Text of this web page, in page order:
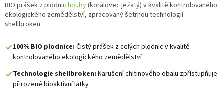
BIO prášek z plodnic houby(korálovec ježatý) v kvalitě kontrolovaného
ekologického zemědělství, zpracovaný šetrnou technologií
shellbroken.
100% BIO plodnice: Čistý prášek z celých plodnic v kvalitě
kontrolovaného ekologického zemědělství
Technologie shellbroken: Narušení chitinového obalu zpřístupňuje
přirozené bioaktivní látky